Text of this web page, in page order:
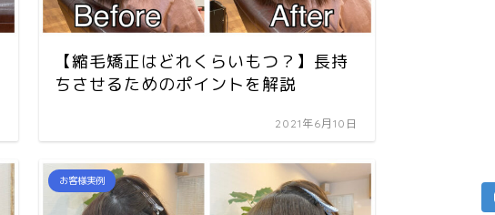
【縮毛矯正はどれくらいもつ？】長持
ちさせるためのポイントを解説
2021年6月10日
お客様実例